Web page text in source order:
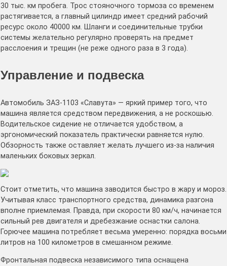
30 тыс. км пробега. Трос стояночного тормоза со временем
растягивается, а главный цилиндр имеет средний рабочий
ресурс около 40000 км. Шланги и соединительные трубки
системы желательно регулярно проверять на предмет
расслоения и трещин (не реже одного раза в 3 года).
Управление и подвеска
Автомобиль ЗАЗ-1103 «Славута» — яркий пример того, что
машина является средством передвижения, а не роскошью.
Водительское сидение не отличается удобством, а
эргономический показатель практически равняется нулю.
Обзорность также оставляет желать лучшего из-за наличия
маленьких боковых зеркал.
Стоит отметить, что машина заводится быстро в жару и мороз.
Учитывая класс транспортного средства, динамика разгона
вполне приемлемая. Правда, при скорости 80 км/ч, начинается
сильный рев двигателя и дребезжание оснастки салона.
Горючее машина потребляет весьма умеренно: порядка восьми
литров на 100 километров в смешанном режиме.
Фронтальная подвеска независимого типа оснащена